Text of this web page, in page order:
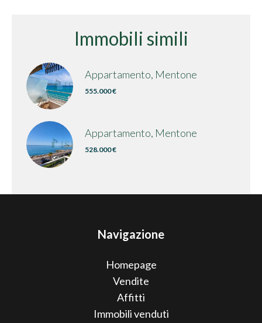
Immobili simili
Appartamento, Mentone
555.000 €
Appartamento, Mentone
528.000 €
Navigazione
Homepage
Vendite
Affitti
Immobili venduti